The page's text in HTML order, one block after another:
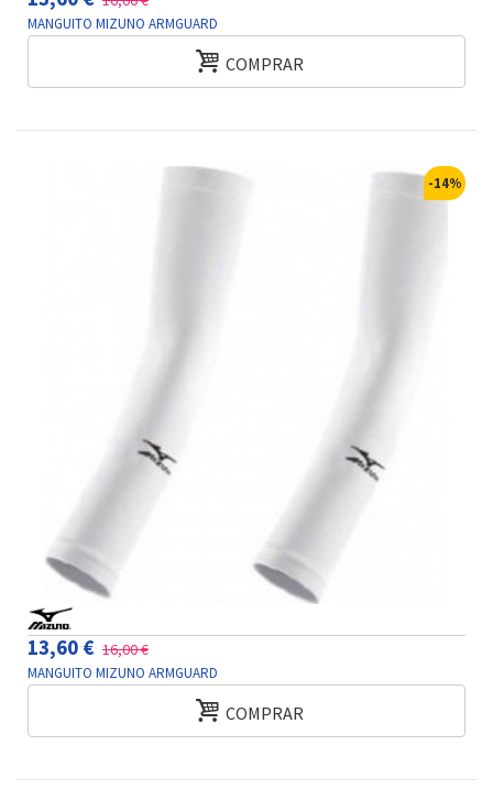
MANGUITO MIZUNO ARMGUARD
COMPRAR
-14%
13,60 € 16,00 €
MANGUITO MIZUNO ARMGUARD
COMPRAR